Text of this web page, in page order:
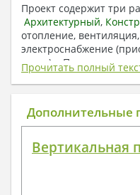
Проект содержит три
Архитектурный,
отопление,
электроснабжение
плату) + Пояснительная
1. Архитектурный
Общие данные
Поэтажные
Разрезы и
Прочитать полный
Дополнительные
Вертикальная